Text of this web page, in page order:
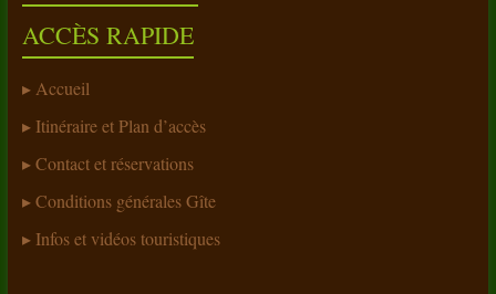
ACCÈS RAPIDE
Accueil
Itinéraire et Plan d’accès
Contact et réservations
Conditions générales Gîte
Infos et vidéos touristiques